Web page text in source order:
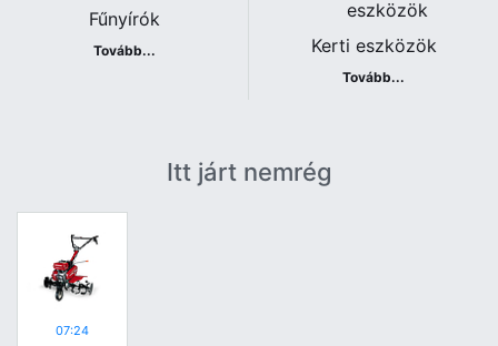
Fűnyírók
Tovább... Kerti eszközök
Tovább...
Itt járt nemrég
07:24